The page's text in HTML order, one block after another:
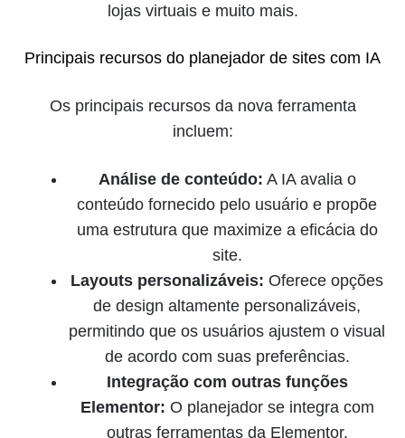
lojas virtuais e muito mais.
Principais recursos do planejador de sites com IA
Os principais recursos da nova ferramenta
incluem:
Análise de conteúdo: A IA avalia o
conteúdo fornecido pelo usuário e propõe
uma estrutura que maximize a eficácia do
site.
Layouts personalizáveis: Oferece opções
de design altamente personalizáveis,
permitindo que os usuários ajustem o visual
de acordo com suas preferências.
Integração com outras funções
Elementor: O planejador se integra com
outras ferramentas da Elementor,